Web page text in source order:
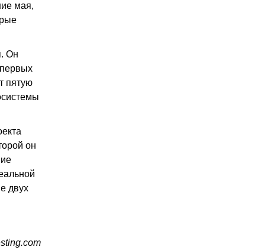
мая,
Он
пятую
он
двух